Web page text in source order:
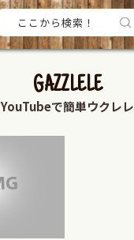
GAZZLELE
YouTubeで簡単ウクレレ